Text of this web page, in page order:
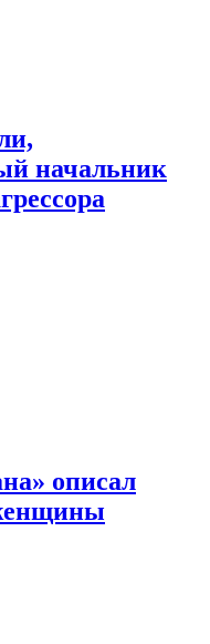
начальник
описал